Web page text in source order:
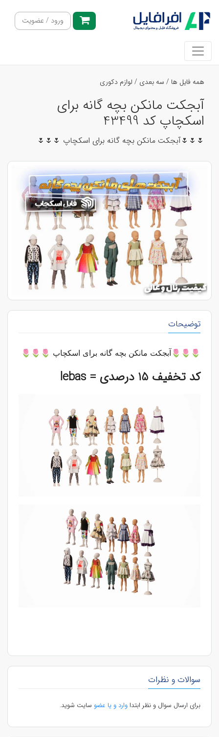
ورود / عضویت
همه فایل ها / سه بعدی / لوازم دکوری
آبجکت مانکن بچه گانه برای
اسکچاپ کد 43499
🌷🌷🌷آبجکت مانکن بچه گانه برای اسکچاپ 🌷🌷🌷
توضیحات
🌷🌷🌷آبجکت مانکن بچه گانه برای اسکچاپ 🌷🌷🌷
کد تخفیف 15 درصدی = lebas
سوالات و نظرات
برای ارسال سوال و نظر ابتداوارد و یا عضو سایت شوید.